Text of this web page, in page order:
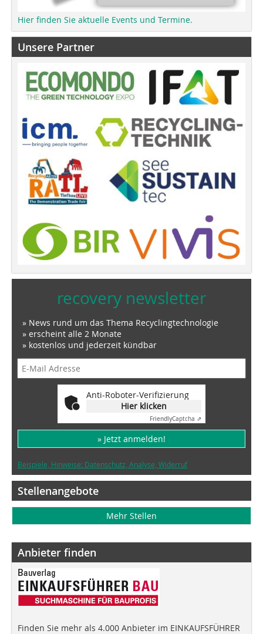
Hier finden Sie aktuelle Events und Termine.
Unsere Partner
recovery newsletter
» News rund um das Thema Recyclingtechnologie
» erscheint alle 2 Monate
» kostenlos und jederzeit kündbar
Anti-Roboter-Verifizierung
Hier klicken
FriendlyCaptcha ⇗
» Jetzt anmelden!
Beispiele, Hinweise: Datenschutz, Analyse, Widerruf
Stellenangebote
Mehr Stellen
Anbieter finden
Finden Sie mehr als 4.000 Anbieter im EINKAUFSFÜHRER